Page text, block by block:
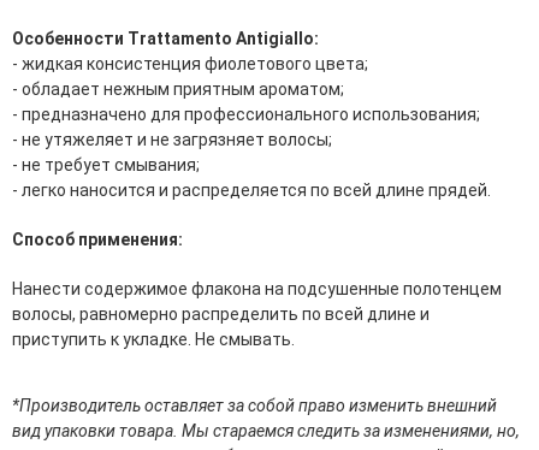
Для Тела
Бальзамы и гели для тела
Защита от солнца для тела
Лосьоны, сыворотки и эликсиры для тела
Масла для тела
Молочко для тела
Пены для ванны
Скрабы и пилинги для тела
Особенности Trattamento Antigiallo:
- жидкая консистенция фиолетового цвета;
- обладает нежным приятным ароматом;
- предназначено для профессионального использования;
- не утяжеляет и не загрязняет волосы;
- не требует смывания;
- легко наносится и распределяется по всей длине прядей.
Способ применения:
Нанести содержимое флакона на подсушенные полотенцем
волосы, равномерно распределить по всей длине и
приступить к укладке. Не смывать.
*Производитель оставляет за собой право изменить внешний
вид упаковки товара. Мы стараемся следить за изменениями, но,